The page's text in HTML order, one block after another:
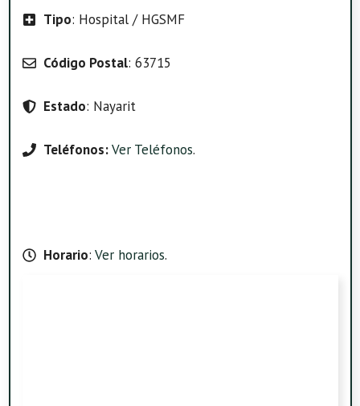
Tipo: Hospital / HGSMF
Código Postal: 63715
Estado: Nayarit
Teléfonos:Ver Teléfonos.
Horario: Ver horarios.